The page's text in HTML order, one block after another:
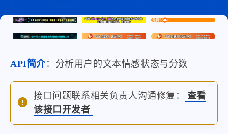
API简介：分析用户的文本情感状态与分数
接口问题联系相关负责人沟通修复：
查看
该接口开发者